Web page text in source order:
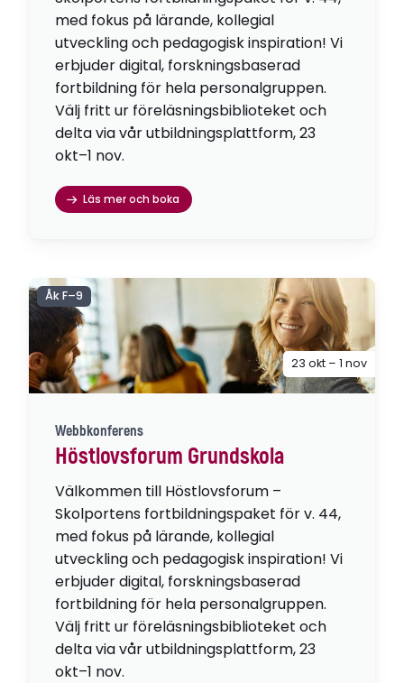
med fokus på lärande, kollegial
utveckling och pedagogisk inspiration! Vi
erbjuder digital, forskningsbaserad
fortbildning för hela personalgruppen.
Välj fritt ur föreläsningsbiblioteket och
delta via vår utbildningsplattform, 23
okt–1 nov.
Läs mer och boka
Webbkonferens
Höstlovsforum Grundskola
Välkommen till Höstlovsforum –
Skolportens fortbildningspaket för v. 44,
med fokus på lärande, kollegial
utveckling och pedagogisk inspiration! Vi
erbjuder digital, forskningsbaserad
fortbildning för hela personalgruppen.
Välj fritt ur föreläsningsbiblioteket och
delta via vår utbildningsplattform, 23
okt–1 nov.
Åk F–9
23 okt – 1 nov